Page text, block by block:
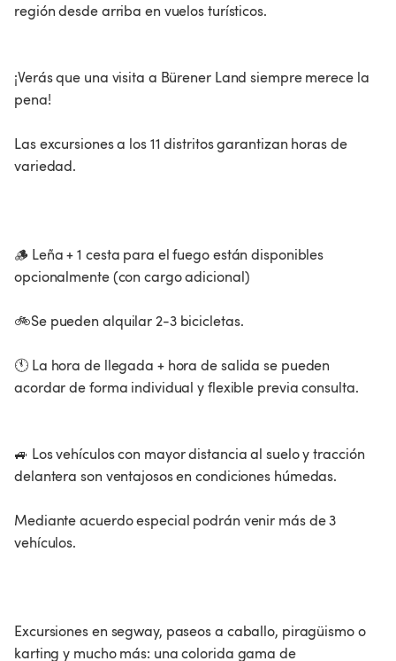
región desde arriba en vuelos turísticos.
¡Verás que una visita a Bürener Land siempre merece la
pena!
Las excursiones a los 11 distritos garantizan horas de
variedad.
🪵 Leña + 1 cesta para el fuego están disponibles
opcionalmente (con cargo adicional)
🚲Se pueden alquilar 2-3 bicicletas.
🕚 La hora de llegada + hora de salida se pueden
acordar de forma individual y flexible previa consulta.
🚙 Los vehículos con mayor distancia al suelo y tracción
delantera son ventajosos en condiciones húmedas.
Mediante acuerdo especial podrán venir más de 3
vehículos.
Excursiones en segway, paseos a caballo, piragüismo o
karting y mucho más: una colorida gama de